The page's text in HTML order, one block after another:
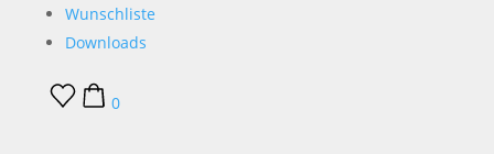
Wunschliste
Downloads
0